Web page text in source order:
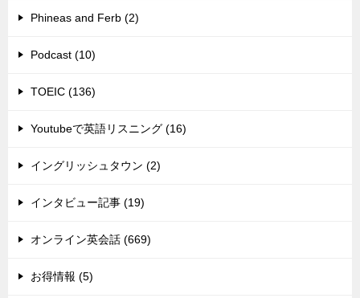
Phineas and Ferb (2)
Podcast (10)
TOEIC (136)
Youtubeで英語リスニング (16)
イングリッシュタウン (2)
インタビュー記事 (19)
オンライン英会話 (669)
お得情報 (5)